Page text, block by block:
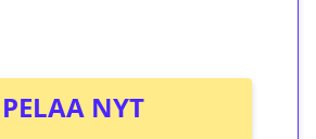
PELAA NYT